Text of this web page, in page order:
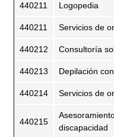
440211 Logopedia
440211 Servicios de
440212 Consultoría
440213 Depilación
440214 Servicios de
440215
discapacidad